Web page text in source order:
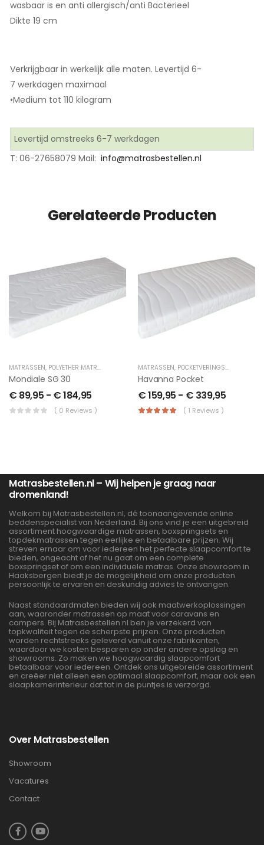
wasbaar is en anti allergisch/anti Bacterieel
Dikte 19 cm
Verkrijgbaar in werkelijk alle maten. Levertijd 6-
7 werkdagen maximaal
•Medium tot 110 kilogram
Levertijd omstreeks 6-7 werkdagen
T: 06-27658079 Mail: info@matrasbestellen.nl
Gerelateerde Producten
MATRASSEN, POLYETHER MATRAS
Mondiale SG 30
€ 89,95 - €184,95
( 0 Reviews )
MATRASSEN, POCKETVERINGSMATRAS
Havanna Pocket
€159,95 - € 339,95
( 1 Reviews )
Matrasbestellen.nl – Wij helpen je graag naar
dromenland!
Welkom bij Matrasbestellen.nl, dé toonaangevende online
beddenspecialist van Nederland. Bij ons vind je een uitgebreid
assortiment hoogwaardige matrassen, boxspringsets en
topdekmatrassen tegen eerlijke en betaalbare prijzen. Wij
streven ernaar om voor iedereen het perfecte slaapcomfort te
bieden, ongeacht of het nu gaat om een complete
boxspringset of om een individuele matras. Onze showroom in
Haaksbergen biedt je de mogelijkheid om onze producten
persoonlijk te ervaren en deskundig advies te ontvangen.
Naast standaardmaten bieden wij ook maatwerkoplossingen
aan, waaronder matrassen op maat voor caravans en
campers. Bij Matrasbestellen.nl ben je verzekerd van
topkwaliteit tegen de scherpste prijzen. Onze producten
worden rechtstreeks geleverd vanuit onze fabrikanten,
waardoor we kosten besparen op onder andere opslag en
showrooms. Zo maken we hoogwaardig slaapcomfort
betaalbaar voor iedereen. Ontdek ons uitgebreide assortiment
en creëer niet alleen een optimaal slaapcomfort, maar ook een
slaapkamerinterieur dat tot in de puntjes is verzorgd.
Over Matrasbestellen
Showroom
Vacatures
Contact